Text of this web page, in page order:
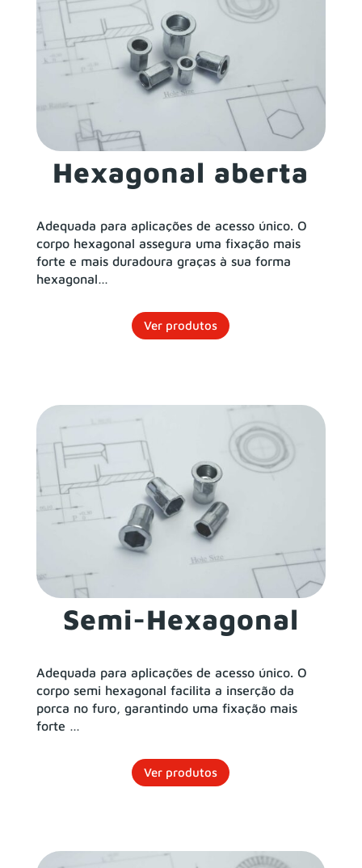
Hexagonal aberta
Adequada para aplicações de acesso único. O
corpo hexagonal assegura uma fixação mais
forte e mais duradoura graças à sua forma
hexagonal…
Ver produtos
Semi-Hexagonal
Adequada para aplicações de acesso único. O
corpo semi hexagonal facilita a inserção da
porca no furo, garantindo uma fixação mais
forte …
Ver produtos